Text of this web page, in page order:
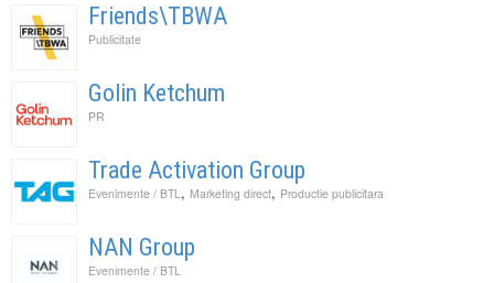
Friends\TBWA
Publicitate
Golin Ketchum
PR
Trade Activation Group
Evenimente / BTL , Marketing direct, Productie publicitara
NAN Group
Evenimente / BTL